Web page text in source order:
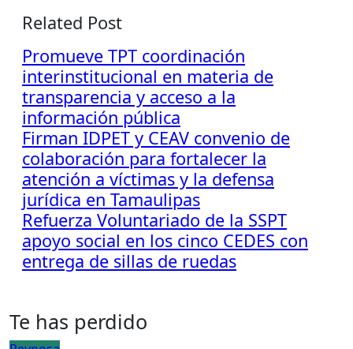
Related Post
Promueve TPT coordinación
interinstitucional en materia de
transparencia y acceso a la
información pública
Firman IDPET y CEAV convenio de
colaboración para fortalecer la
atención a víctimas y la defensa
jurídica en Tamaulipas
Refuerza Voluntariado de la SSPT
apoyo social en los cinco CEDES con
entrega de sillas de ruedas
Te has perdido